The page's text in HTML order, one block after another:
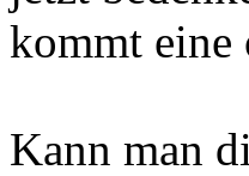
kommt eine
Kann man